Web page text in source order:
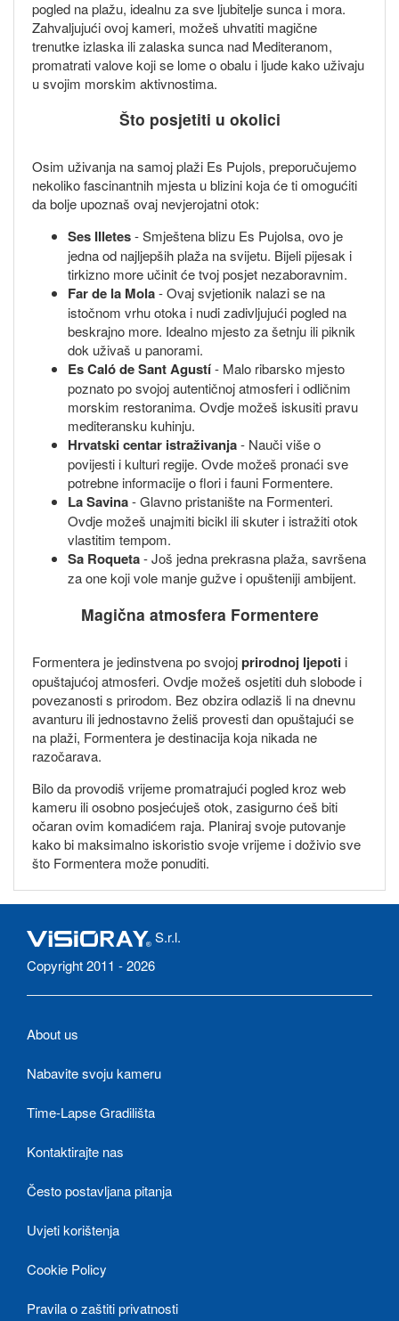
pogled na plažu, idealnu za sve ljubitelje sunca i mora.
Zahvaljujući ovoj kameri, možeš uhvatiti magične
trenutke izlaska ili zalaska sunca nad Mediteranom,
promatrati valove koji se lome o obalu i ljude kako uživaju
u svojim morskim aktivnostima.
Što posjetiti u okolici
Osim uživanja na samoj plaži Es Pujols, preporučujemo
nekoliko fascinantnih mjesta u blizini koja će ti omogućiti
da bolje upoznaš ovaj nevjerojatni otok:
Ses Illetes- Smještena blizu Es Pujolsa, ovo je
jedna od najljepših plaža na svijetu. Bijeli pijesak i
tirkizno more učinit će tvoj posjet nezaboravnim.
Far de la Mola- Ovaj svjetionik nalazi se na
istočnom vrhu otoka i nudi zadivljujući pogled na
beskrajno more. Idealno mjesto za šetnju ili piknik
dok uživaš u panorami.
Es Caló de Sant Agustí- Malo ribarsko mjesto
poznato po svojoj autentičnoj atmosferi i odličnim
morskim restoranima. Ovdje možeš iskusiti pravu
mediteransku kuhinju.
Hrvatski centar istraživanja- Nauči više o
povijesti i kulturi regije. Ovde možeš pronaći sve
potrebne informacije o flori i fauni Formentere.
La Savina- Glavno pristanište na Formenteri.
Ovdje možeš unajmiti bicikl ili skuter i istražiti otok
vlastitim tempom.
Sa Roqueta- Još jedna prekrasna plaža, savršena
za one koji vole manje gužve i opušteniji ambijent.
Magična atmosfera Formentere
Formentera je jedinstvena po svojojprirodnoj ljepoti i
opuštajućoj atmosferi. Ovdje možeš osjetiti duh slobode i
povezanosti s prirodom. Bez obzira odlaziš li na dnevnu
avanturu ili jednostavno želiš provesti dan opuštajući se
na plaži, Formentera je destinacija koja nikada ne
razočarava.
Bilo da provodiš vrijeme promatrajući pogled kroz web
kameru ili osobno posjećuješ otok, zasigurno ćeš biti
očaran ovim komadićem raja. Planiraj svoje putovanje
kako bi maksimalno iskoristio svoje vrijeme i doživio sve
što Formentera može ponuditi.
S.r.l.
Copyright 2011 - 2026
About us
Nabavite svoju kameru
Time-Lapse Gradilišta
Kontaktirajte nas
Često postavljana pitanja
Uvjeti korištenja
Cookie Policy
Pravila o zaštiti privatnosti